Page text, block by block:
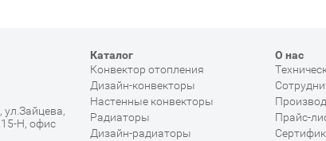
ул.Зайцева,
Н, офис
Каталог
Конвектор отопления
Дизайн-конвекторы
Настенные конвекторы
Радиаторы
Дизайн-радиаторы
О нас
Прайс-